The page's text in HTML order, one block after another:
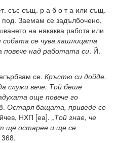
със същ. р а б о т а или същ.
под. Заемам се задълбочено,
на някаква работа или
се чува кашлицата
повече над работата си. Й.
се. Кръстю си дойде.
служи вече. Той беше
още повече го
Остаря бащата, приведе се
НХП [еа]. „Той знае, че
ще остарее и ще се